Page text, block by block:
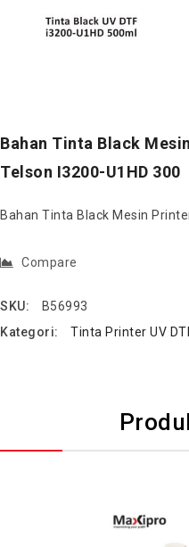
Bahan Tinta Black
Telson I3200-U1HD 300
Bahan Tinta Black Mesin
Compare
SKU:
B56993
Kategori:
Tinta Printer UV